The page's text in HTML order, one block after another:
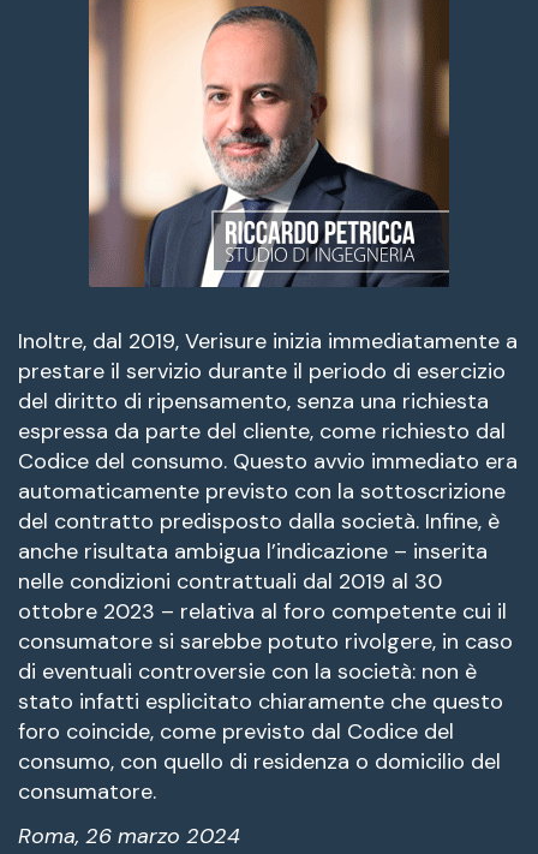
Inoltre, dal 2019, Verisure inizia immediatamente a
prestare il servizio durante il periodo di esercizio
del diritto di ripensamento, senza una richiesta
espressa da parte del cliente, come richiesto dal
Codice del consumo. Questo avvio immediato era
automaticamente previsto con la sottoscrizione
del contratto predisposto dalla società. Infine, è
anche risultata ambigua l’indicazione – inserita
nelle condizioni contrattuali dal 2019 al 30
ottobre 2023 – relativa al foro competente cui il
consumatore si sarebbe potuto rivolgere, in caso
di eventuali controversie con la società: non è
stato infatti esplicitato chiaramente che questo
foro coincide, come previsto dal Codice del
consumo, con quello di residenza o domicilio del
consumatore.
Roma, 26 marzo 2024